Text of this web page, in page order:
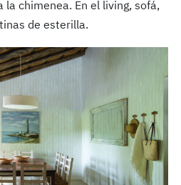
la chimenea. En el living, sofá,
de esterilla.